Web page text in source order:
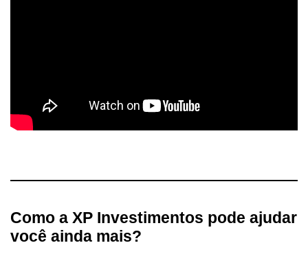
Como a XP Investimentos pode ajudar
você ainda mais?